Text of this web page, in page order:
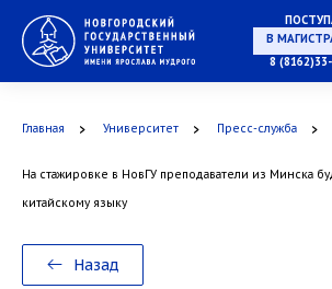
В
8
Главная Университет Пресс-служба
На стажировке в НовГУ преподаватели из Минска
китайскому языку
Назад